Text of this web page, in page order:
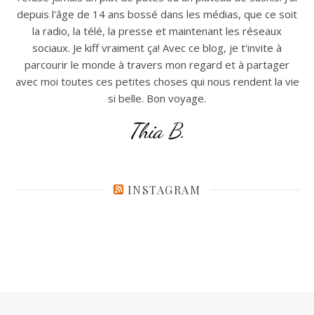
depuis l'âge de 14 ans bossé dans les médias, que ce soit
la radio, la télé, la presse et maintenant les réseaux
sociaux. Je kiff vraiment ça! Avec ce blog, je t'invite à
parcourir le monde à travers mon regard et à partager
avec moi toutes ces petites choses qui nous rendent la vie
si belle. Bon voyage.
Thia B.
INSTAGRAM